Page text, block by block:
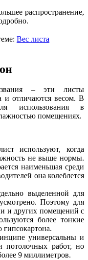
распространение,
Вес листа
– эти листы
и отличаются весом. В
использования в
помещениях.
используют, когда
не выше нормы.
наименьшая среди
она колеблется
выделенной для
Поэтому для
и других помещений с
более тонкие
гипсокартона.
универсальны и
потолочных работ, но
9 миллиметров.